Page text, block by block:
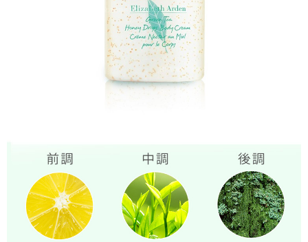
恩沛科技股份有限公司將有權停止該用戶之使用額度並採取法律行動。